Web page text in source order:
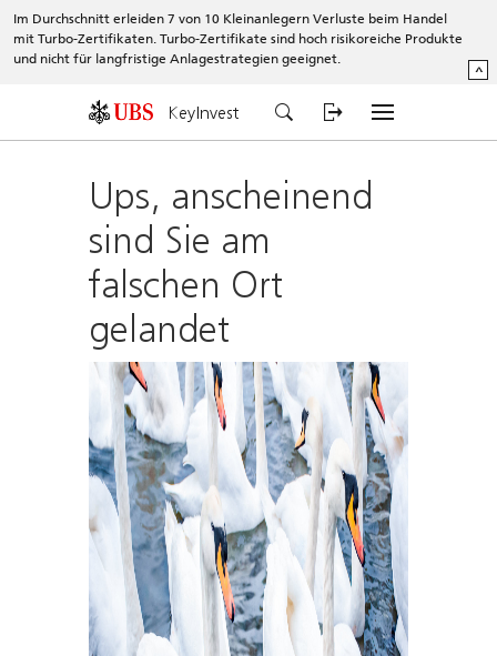
Im Durchschnitt erleiden 7 von 10 Kleinanlegern Verluste beim Handel
mit Turbo-Zertifikaten. Turbo-Zertifikate sind hoch risikoreiche Produkte
und nicht für langfristige Anlagestrategien geeignet.
^
KeyInvest
Ups, anscheinend
sind Sie am
falschen Ort
gelandet